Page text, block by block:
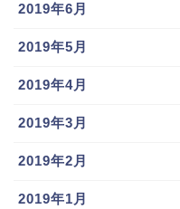
2019年6月
2019年5月
2019年4月
2019年3月
2019年2月
2019年1月